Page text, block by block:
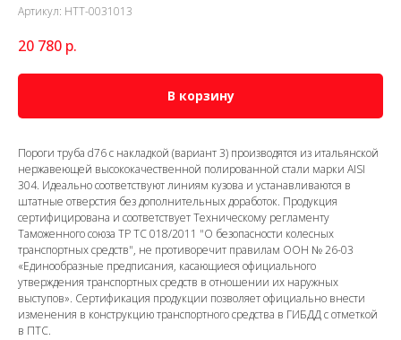
Артикул: HTT-0031013
20 780 р.
В корзину
Пороги труба d76 с накладкой (вариант 3) производятся из итальянской
нержавеющей высококачественной полированной стали марки AISI
304. Идеально соответствуют линиям кузова и устанавливаются в
штатные отверстия без дополнительных доработок. Продукция
сертифицирована и соответствует Техническому регламенту
Таможенного союза ТР ТС 018/2011 "О безопасности колесных
транспортных средств", не противоречит правилам ООН № 26-03
«Единообразные предписания, касающиеся официального
утверждения транспортных средств в отношении их наружных
выступов». Сертификация продукции позволяет официально внести
изменения в конструкцию транспортного средства в ГИБДД с отметкой
в ПТС.